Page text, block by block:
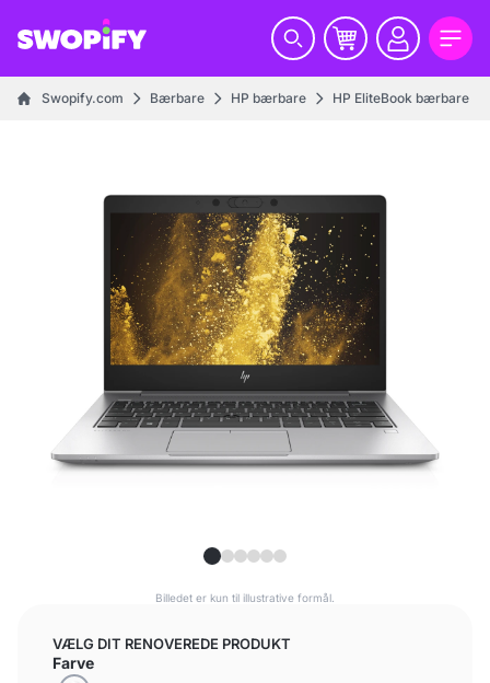
Swopify.com Bærbare HP bærbare HP EliteBook bærbare
Billedet er kun til illustrative formål.
VÆLG DIT RENOVEREDE PRODUKT
Farve